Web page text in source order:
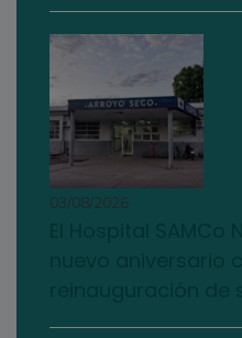
03/08/2026